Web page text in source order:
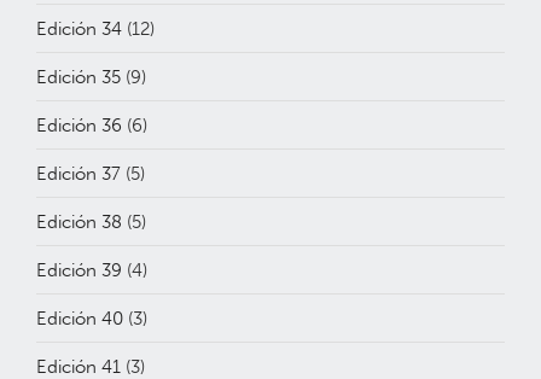
Edición 34 (12)
Edición 35 (9)
Edición 36 (6)
Edición 37 (5)
Edición 38 (5)
Edición 39 (4)
Edición 40 (3)
Edición 41 (3)